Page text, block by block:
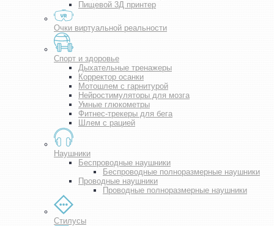
Пищевой 3Д принтер
Очки виртуальной реальности
Спорт и здоровье
Дыхательные тренажеры
Корректор осанки
Мотошлем с гарнитурой
Нейростимуляторы для мозга
Умные глюкометры
Фитнес-трекеры для бега
Шлем с рацией
Наушники
Беспроводные наушники
Беспроводные полноразмерные наушники
Проводные наушники
Проводные полноразмерные наушники
Стилусы